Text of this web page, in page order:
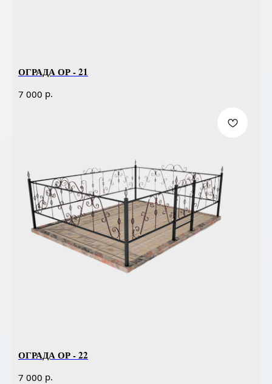
ОГРАДА ОР - 21
7 000 р.
ОГРАДА ОР - 22
7 000 р.